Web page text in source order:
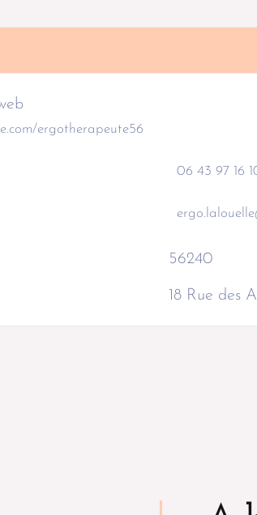
ergotherapeute56
06 43 97 16
56240
18 Rue des